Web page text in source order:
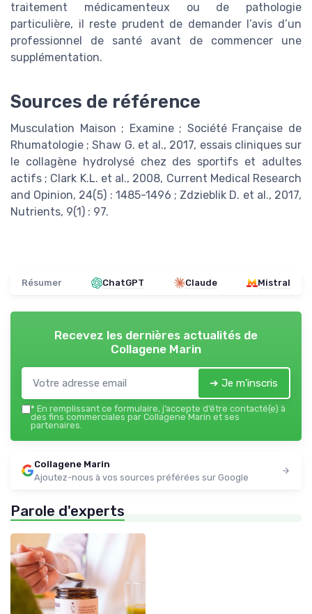
traitement médicamenteux ou de pathologie
particulière, il reste prudent de demander l’avis d’un
professionnel de santé avant de commencer une
supplémentation.
Sources de référence
Musculation Maison ; Examine ; Société Française de
Rhumatologie ; Shaw G. et al., 2017, essais cliniques sur
le collagène hydrolysé chez des sportifs et adultes
actifs ; Clark K.L. et al., 2008, Current Medical Research
and Opinion, 24(5) : 1485-1496 ; Zdzieblik D. et al., 2017,
Nutrients, 9(1) : 97.
Résumer ChatGPT Claude Mistral
Recevez les dernières actualités de
Collagene Marin
➔ Je m'inscris
* En remplissant ce formulaire, j’accepte d’être contacté(e) à
des fins commerciales par Collagene Marin et ses
partenaires.
Collagene Marin
Ajoutez-nous à vos sources préférées sur Google
Parole d'experts